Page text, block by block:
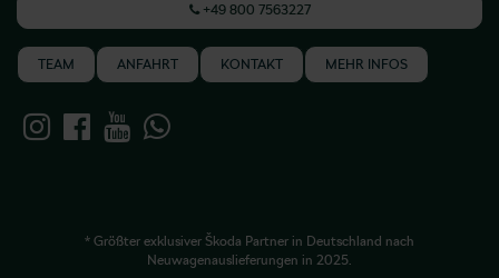
+49 800 7563227
TEAM ANFAHRT KONTAKT MEHR INFOS
* Größter exklusiver Škoda Partner in Deutschland nach
Neuwagenauslieferungen in 2025.